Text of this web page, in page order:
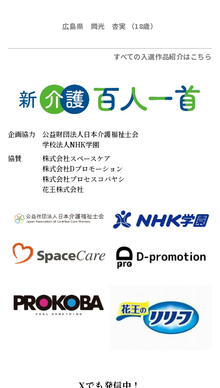
広島県 岡光 杏実 （18歳）
すべての入選作品紹介はこちら
企画協力
公益財団法人日本介護福祉士会
学校法人NHK学園
協賛
株式会社スペースケア
株式会社Dプロモーション
株式会社プロセスコバヤシ
花王株式会社
Xでも発信中！